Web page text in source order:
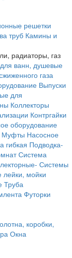
решетки
труб Камины и
радиаторы, газ
ванн, душевые
газа
Выпуски
для
Коллекторы
Контргайки
оборудование
Муфты Насосное
гибкая Подводка-
Система
Системы
мойки
Труба
Футорки
коробки,
Окна